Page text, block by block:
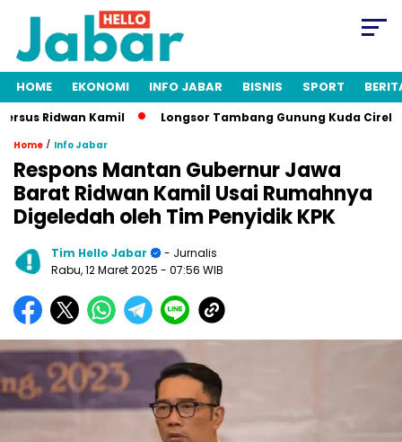
HOME EKONOMI INFO JABAR BISNIS SPORT
Ridwan Kamil Longsor Tambang Gunung Kuda Cirebon:
Home / Info Jabar
Respons Mantan Gubernur Jawa
Barat Ridwan Kamil Usai Rumahnya
Digeledah oleh Tim Penyidik KPK
Tim Hello Jabar
- Jurnalis
Rabu, 12 Maret 2025 - 07:56 WIB